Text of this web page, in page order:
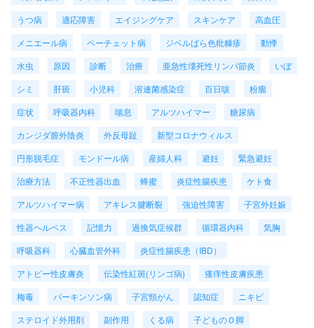
うつ病
適応障害 エイジングケア スキンケア
高血圧
メニエール病
ベーチェット病 ジベルばら色粃糠疹
動悸
水虫
原因 診断 治療 亜急性壊死性リンパ節炎
いぼ
シミ
肝斑 小児科 溶連菌感染症 百日咳
粉瘤
症状
呼吸器内科 喘息 アルツハイマー
糖尿病
カンジダ膣外陰炎
外反母趾
新型コロナウィルス
円形脱毛症
モンドール病 産婦人科 避妊
緊急避妊
治療方法
不正性器出血 蜂蜜 炎症性腸疾患
ケト食
アルツハイマー病
アキレス腱断裂 強迫性障害
子宮外妊娠
性器ヘルペス
記憶力 過換気症候群 循環器内科
気胸
呼吸器科
心臓血管外科
炎症性腸疾患（IBD）
アトピー性皮膚炎
伝染性紅斑(リンゴ病)
瘙痒性皮膚疾患
梅毒
パーキンソン病 子宮頸がん 認知症
ニキビ
ステロイド外用剤
副作用 くる病
子どものＯ脚